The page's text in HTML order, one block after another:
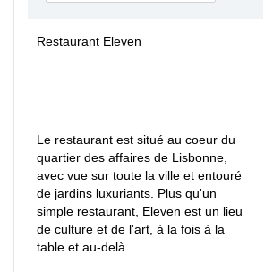
Restaurant Eleven
Le restaurant est situé au coeur du
quartier des affaires de Lisbonne,
avec vue sur toute la ville et entouré
de jardins luxuriants. Plus qu'un
simple restaurant, Eleven est un lieu
de culture et de l'art, à la fois à la
table et au-delà.